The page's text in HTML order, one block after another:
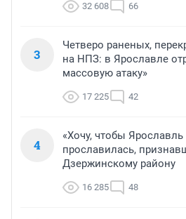
32 608 66
3
Четверо раненых,
на НПЗ: в Ярославле
массовую атаку»
17 225 42
4
«Хочу, чтобы
прославилась,
Дзержинскому району
16 285 48